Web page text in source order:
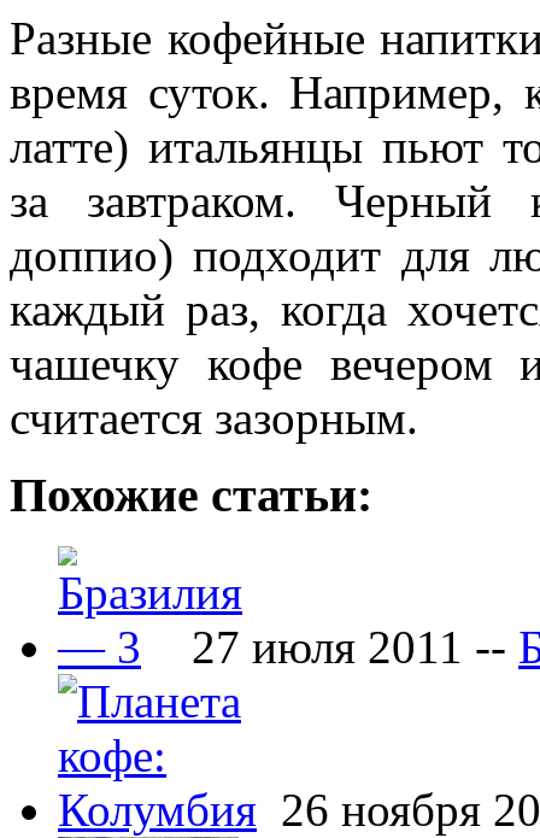
Разные кофейные
время суток. Например,
латте) итальянцы пьют
за завтраком. Черный
доппио) подходит для
каждый раз, когда
чашечку кофе
считается зазорным.
Похожие статьи:
27 июля 2011 --
26 ноября